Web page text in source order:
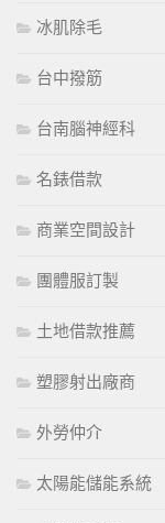
冰肌除毛
台中撥筋
台南腦神經科
名錶借款
商業空間設計
團體服訂製
土地借款推薦
塑膠射出廠商
外勞仲介
太陽能儲能系統